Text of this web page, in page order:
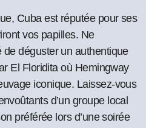
Cuba est réputée pour ses
vos papilles. Ne
de déguster un authentique
El Floridita où Hemingway
iconique. Laissez-vous
d’un groupe local
préférée lors d’une soirée